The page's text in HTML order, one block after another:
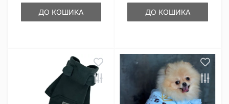
ДО КОШИКА ДО КОШИКА